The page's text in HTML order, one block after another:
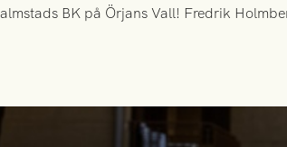
BK på Örjans Vall! Fredrik